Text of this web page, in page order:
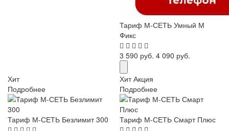
Тариф М-СЕТЬ Умный М
Фикс
3 590 руб. 4 090 руб.
Хит
Подробнее
Тариф М-СЕТЬ Безлимит 300
Хит Акция
Подробнее
Тариф М-СЕТЬ Смарт Плюс